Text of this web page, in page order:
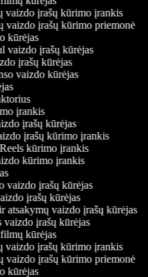
vaizdo įrašų kūrimo įrankis
vaizdo įrašų kūrimo priemonė
kūrėjas
vaizdo įrašų kūrėjas
įrašų kūrėjas
vaizdo kūrėjas
įrankis
įrašų kūrėjas
įrašų kūrimo įrankis
Reels kūrimo įrankis
kūrimo įrankis
vaizdo įrašų kūrėjas
įrašų kūrėjas
atsakymų vaizdo įrašų kūrėjas
vaizdo įrašų kūrėjas
kūrėjas
vaizdo įrašų kūrimo įrankis
vaizdo įrašų kūrimo priemonė
kūrėjas